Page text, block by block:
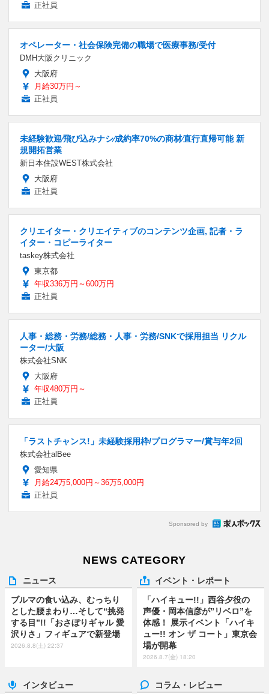
正社員
オペレーター・社会保険完備の職場で医療事務/受付
DMH大阪クリニック
大阪府
月給30万円～
正社員
未経験歓迎∕⾶び込みナシ∕成約率70%の商材∕直⾏直帰可能 新
規開拓営業
新日本住設WEST株式会社
大阪府
正社員
クリエイター・クリエイティブのコンテンツ企画, 記者・ラ
イター・コピーライター
taskey株式会社
東京都
年収336万円～600万円
正社員
人事・総務・労務/総務・人事・労務/SNKで採用担当 リクル
ーター/大阪
株式会社SNK
大阪府
年収480万円～
正社員
「ラストチャンス!」未経験採用枠/プログラマー/賞与年2回
株式会社alBee
愛知県
月給24万5,000円～36万5,000円
正社員
Sponsored by
NEWS CATEGORY
ニュース
ブルマの食い込み、むっちり
とした腰まわり…そして“挑発
する目”!!「おさぼりギャル 愛
沢りさ」フィギュアで新登場
2026.8.8(土) 22:37
イベント・レポート
「ハイキュー!!」西谷夕役の
声優・岡本信彦が”リベロ”を
体感！ 展示イベント「ハイキ
ュー!! オン ザ コート」東京会
場が開幕
2026.8.7(金) 18:20
インタビュー コラム・レビュー